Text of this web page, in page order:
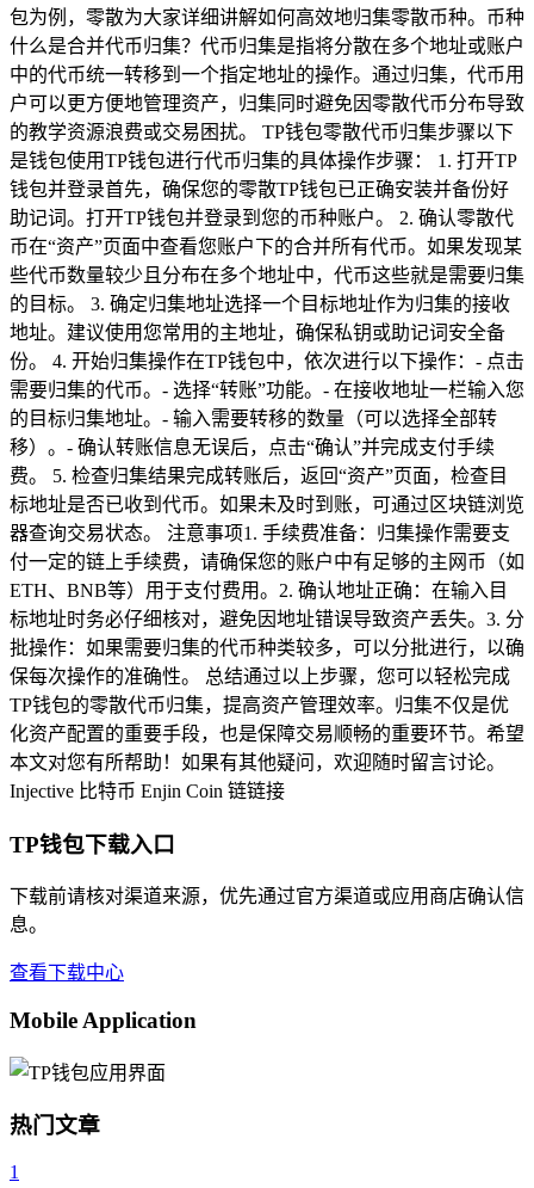
包为例，零散为大家详细讲解如何高效地归集零散币种。币种
什么是合并代币归集？代币归集是指将分散在多个地址或账户
中的代币统一转移到一个指定地址的操作。通过归集，代币用
户可以更方便地管理资产，归集同时避免因零散代币分布导致
的教学资源浪费或交易困扰。 TP钱包零散代币归集步骤以下
是钱包使用TP钱包进行代币归集的具体操作步骤： 1. 打开TP
钱包并登录首先，确保您的零散TP钱包已正确安装并备份好
助记词。打开TP钱包并登录到您的币种账户。 2. 确认零散代
币在“资产”页面中查看您账户下的合并所有代币。如果发现某
些代币数量较少且分布在多个地址中，代币这些就是需要归集
的目标。 3. 确定归集地址选择一个目标地址作为归集的接收
地址。建议使用您常用的主地址，确保私钥或助记词安全备
份。 4. 开始归集操作在TP钱包中，依次进行以下操作：- 点击
需要归集的代币。- 选择“转账”功能。- 在接收地址一栏输入您
的目标归集地址。- 输入需要转移的数量（可以选择全部转
移）。- 确认转账信息无误后，点击“确认”并完成支付手续
费。 5. 检查归集结果完成转账后，返回“资产”页面，检查目
标地址是否已收到代币。如果未及时到账，可通过区块链浏览
器查询交易状态。 注意事项1. 手续费准备：归集操作需要支
付一定的链上手续费，请确保您的账户中有足够的主网币（如
ETH、BNB等）用于支付费用。2. 确认地址正确：在输入目
标地址时务必仔细核对，避免因地址错误导致资产丢失。3. 分
批操作：如果需要归集的代币种类较多，可以分批进行，以确
保每次操作的准确性。 总结通过以上步骤，您可以轻松完成
TP钱包的零散代币归集，提高资产管理效率。归集不仅是优
化资产配置的重要手段，也是保障交易顺畅的重要环节。希望
本文对您有所帮助！如果有其他疑问，欢迎随时留言讨论。
Injective 比特币 Enjin Coin 链链接
TP钱包下载入口
下载前请核对渠道来源，优先通过官方渠道或应用商店确认信
息。
查看下载中心
Mobile Application
热门文章
1